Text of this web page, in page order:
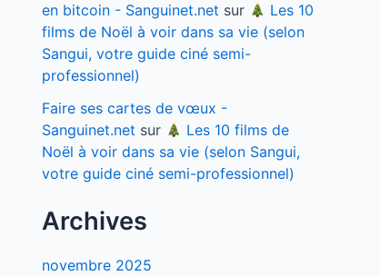
en bitcoin - Sanguinet.net sur
Les 10
films de Noël à voir dans sa vie (selon
Sangui, votre guide ciné semi-
professionnel)
Faire ses cartes de vœux -
Sanguinet.net sur
Les 10 films de
Noël à voir dans sa vie (selon Sangui,
votre guide ciné semi-professionnel)
Archives
novembre 2025